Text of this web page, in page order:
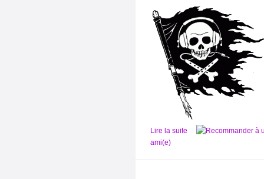
Lire la suite
ami(e)